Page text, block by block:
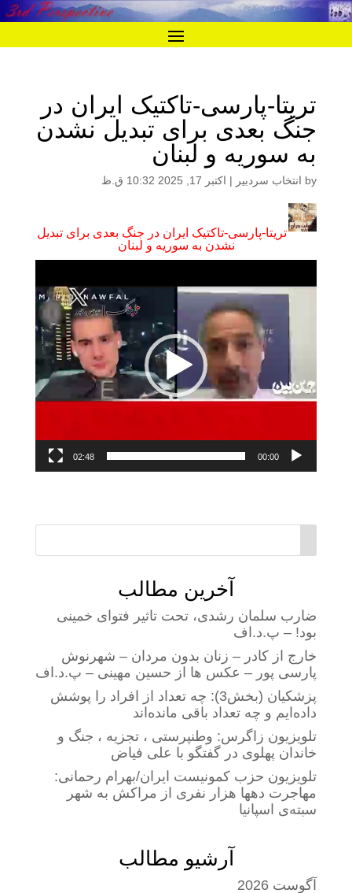
تریتا-پارسی-تاکتیک ایران در
جنگ بعدی برای تبدیل نشدن
به سوریه و لبنان
by انتخاب سردبیر | اکتبر 17, 2025 10:32 ق.ظ
تریتا-پارسی-تاکتیک ایران در جنگ بعدی برای تبدیل
نشدن به سوریه و لبنان
ویدیو
00:00
02:48
آخرین مطالب
ضارب سلمان رشدی، تحت تاثیر فتوای خمینی
بود! – پ.د.اف
خارج از کادر – زنان بدون مردان – شهرنوش
پارسی پور – عکس ها از حسین مهینی – پ.د.اف
پزشکیان (بخش3): چه تعداد از افراد را پوشش
داده‌ایم و چه تعداد باقی مانده‌اند
تلویزیون زاگرس: وطنپرستی ، تجزیه ، جنگ و
خاندان پهلوی در گفتگو با علی فیاض
تلویزیون حزب کمونیست ایران/بهرام رحمانی:
مهاجرت دهها هزار نفری از مراکش به شهر
سبته‌ی اسپانیا
آرشیو مطالب
آگوست 2026